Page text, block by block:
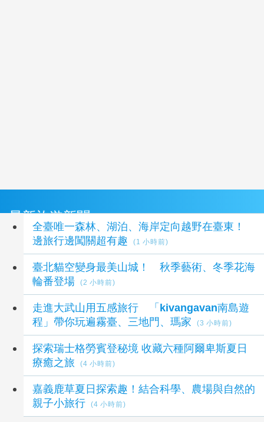
最新旅遊新聞
全臺唯一森林、湖泊、海岸定向越野在臺東！
邊旅行邊闖關超有趣
(1 小時前)
臺北貓空變身最美山城！ 秋季藝術、冬季花海
輪番登場
(2 小時前)
走進大武山用五感旅行 「kivangavan南島遊
程」帶你玩遍霧臺、三地門、瑪家
(3 小時前)
探索瑞士格勞賓登秘境 收藏六種阿爾卑斯夏日
療癒之旅
(4 小時前)
嘉義鹿草夏日探索趣！結合科學、農場與自然的
親子小旅行
(4 小時前)